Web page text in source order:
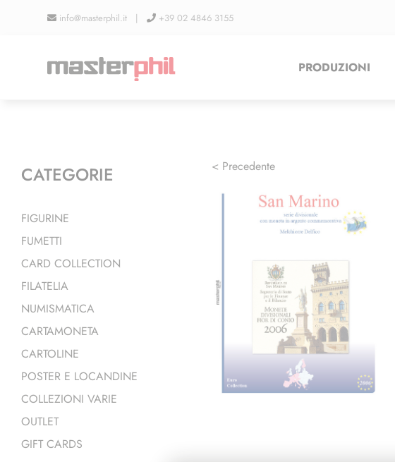
info@masterphil.it | +39 02 4846 3155
PRODUZIONI
< Precedente
CATEGORIE
FIGURINE
FUMETTI
CARD COLLECTION
FILATELIA
NUMISMATICA
CARTAMONETA
CARTOLINE
POSTER E LOCANDINE
COLLEZIONI VARIE
OUTLET
GIFT CARDS